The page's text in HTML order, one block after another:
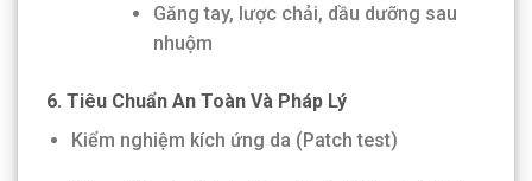
Găng tay, lược chải, dầu dưỡng sau
nhuộm
6. Tiêu Chuẩn An Toàn Và Pháp Lý
Kiểm nghiệm kích ứng da (Patch test)